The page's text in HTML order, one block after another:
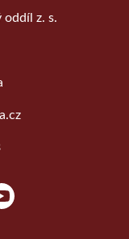
oddíl z. s.